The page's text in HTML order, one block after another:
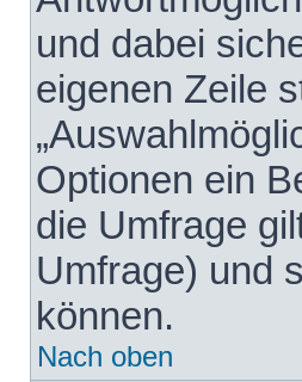
und dabei
eigenen Zeile
Optionen ein
die Umfrage
Umfrage) und
können.
Nach oben